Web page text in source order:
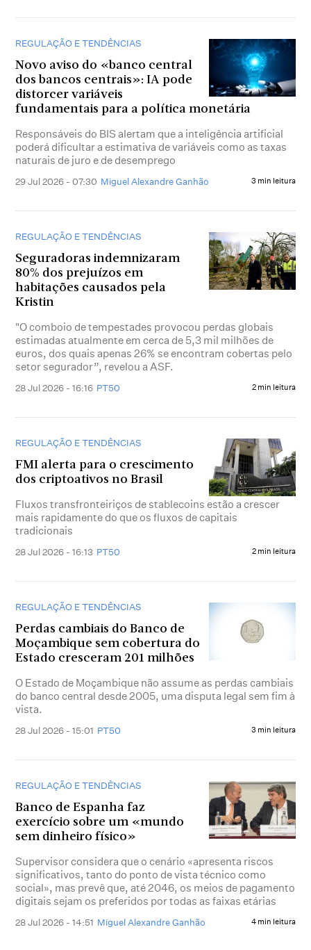
REGULAÇÃO E TENDÊNCIAS
Novo aviso do «banco central
dos bancos centrais»: IA pode
distorcer variáveis
fundamentais para a política monetária
Responsáveis do BIS alertam que a inteligência artificial
poderá dificultar a estimativa de variáveis como as taxas
naturais de juro e de desemprego
29 Jul 2026 - 07:30 Miguel Alexandre Ganhão 3 min leitura
REGULAÇÃO E TENDÊNCIAS
Seguradoras indemnizaram
80% dos prejuízos em
habitações causados pela
Kristin
"O comboio de tempestades provocou perdas globais
estimadas atualmente em cerca de 5,3 mil milhões de
euros, dos quais apenas 26% se encontram cobertas pelo
setor segurador”, revelou a ASF.
28 Jul 2026 - 16:16 PT50 2 min leitura
REGULAÇÃO E TENDÊNCIAS
FMI alerta para o crescimento
dos criptoativos no Brasil
Fluxos transfronteiriços de stablecoins estão a crescer
mais rapidamente do que os fluxos de capitais
tradicionais
28 Jul 2026 - 16:13 PT50 2 min leitura
REGULAÇÃO E TENDÊNCIAS
Perdas cambiais do Banco de
Moçambique sem cobertura do
Estado cresceram 201 milhões
O Estado de Moçambique não assume as perdas cambiais
do banco central desde 2005, uma disputa legal sem fim à
vista.
28 Jul 2026 - 15:01 PT50 3 min leitura
REGULAÇÃO E TENDÊNCIAS
Banco de Espanha faz
exercício sobre um «mundo
sem dinheiro físico»
Supervisor considera que o cenário «apresenta riscos
significativos, tanto do ponto de vista técnico como
social», mas prevê que, até 2046, os meios de pagamento
digitais sejam os preferidos por todas as faixas etárias
28 Jul 2026 - 14:51 Miguel Alexandre Ganhão 4 min leitura